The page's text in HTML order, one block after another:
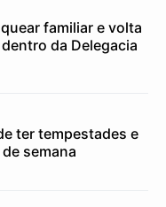
familiar e volta
da Delegacia
ter tempestades e
semana